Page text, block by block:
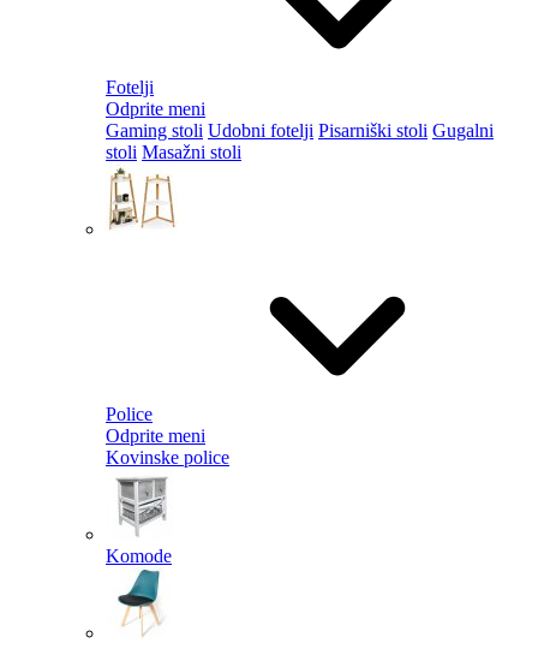
Fotelji
Odprite meni
Gaming stoli Udobni fotelji Pisarniški stoli Gugalni
stoli Masažni stoli
Police
Odprite meni
Kovinske police
Komode